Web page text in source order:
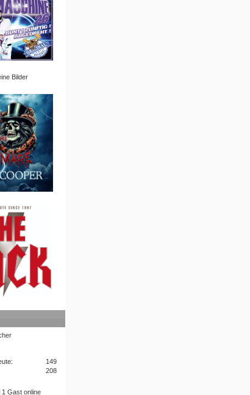
Bilder
149
208
1 Gast online